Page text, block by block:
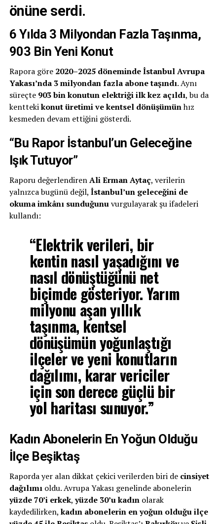
önüne serdi.
6 Yılda 3 Milyondan Fazla Taşınma,
903 Bin Yeni Konut
Rapora göre 2020–2025 döneminde İstanbul Avrupa
Yakası’nda 3 milyondan fazla abone taşındı. Aynı
süreçte 903 bin konutun elektriği ilk kez açıldı, bu da
kenttekikonut üretimi ve kentsel dönüşümünhız
kesmeden devam ettiğini gösterdi.
“Bu Rapor İstanbul’un Geleceğine
Işık Tutuyor”
Raporu değerlendirenAli Erman Aytaç, verilerin
yalnızca bugünü değil, İstanbul’un geleceğini de
okuma imkânı sunduğunuvurgulayarak şu ifadeleri
kullandı:
“Elektrik verileri, bir
kentin nasıl yaşadığını ve
nasıl dönüştüğünü net
biçimde gösteriyor.Yarım
milyonu aşan yıllık
taşınma, kentsel
dönüşümün yoğunlaştığı
ilçelerveyeni konutların
dağılımı, karar vericiler
için son derece güçlü bir
yol haritası sunuyor.”
Kadın Abonelerin En Yoğun Olduğu
İlçe Beşiktaş
Raporda yer alan dikkat çekici verilerden biri de cinsiyet
dağılımıoldu. Avrupa Yakası genelinde abonelerin
yüzde 70’i erkek,yüzde 30’u kadınolarak
kaydedilirken,kadın abonelerin en yoğun olduğu ilçe